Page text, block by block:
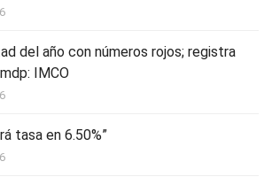
del año con números rojos; registra
IMCO
tasa en 6.50%”